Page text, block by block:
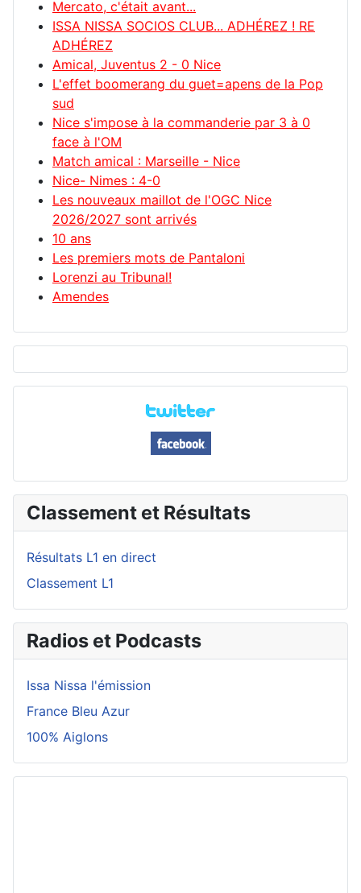
Mercato, c'était avant...
ISSA NISSA SOCIOS CLUB... ADHÉREZ ! RE
ADHÉREZ
Amical, Juventus 2 - 0 Nice
L'effet boomerang du guet=apens de la Pop
sud
Nice s'impose à la commanderie par 3 à 0
face à l'OM
Match amical : Marseille - Nice
Nice- Nimes : 4-0
Les nouveaux maillot de l'OGC Nice
2026/2027 sont arrivés
10 ans
Les premiers mots de Pantaloni
Lorenzi au Tribunal!
Amendes
Classement et Résultats
Résultats L1 en direct
Classement L1
Radios et Podcasts
Issa Nissa l'émission
France Bleu Azur
100% Aiglons